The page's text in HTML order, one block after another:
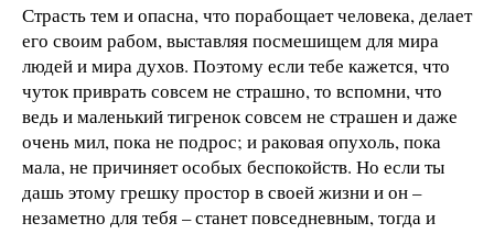
Страсть тем и опасна, что порабощает человека, делает
его своим рабом, выставляя посмешищем для мира
людей и мира духов. Поэтому если тебе кажется, что
чуток приврать совсем не страшно, то вспомни, что
ведь и маленький тигренок совсем не страшен и даже
очень мил, пока не подрос; и раковая опухоль, пока
мала, не причиняет особых беспокойств. Но если ты
дашь этому грешку простор в своей жизни и он –
незаметно для тебя – станет повседневным, тогда и